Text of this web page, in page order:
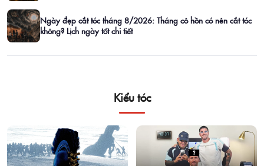
Ngày đẹp cắt tóc tháng 8/2026: Tháng cô hồn có nên cắt tóc
không? Lịch ngày tốt chi tiết
Kiểu tóc